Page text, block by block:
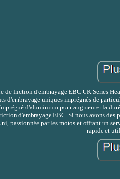
de friction d'embrayage EBC CK Series
d'embrayage uniques imprégnés de
d'aluminium pour augmenter la
d'embrayage EBC. Si nous avons des
passionnée par les motos et offrant un
rapide et